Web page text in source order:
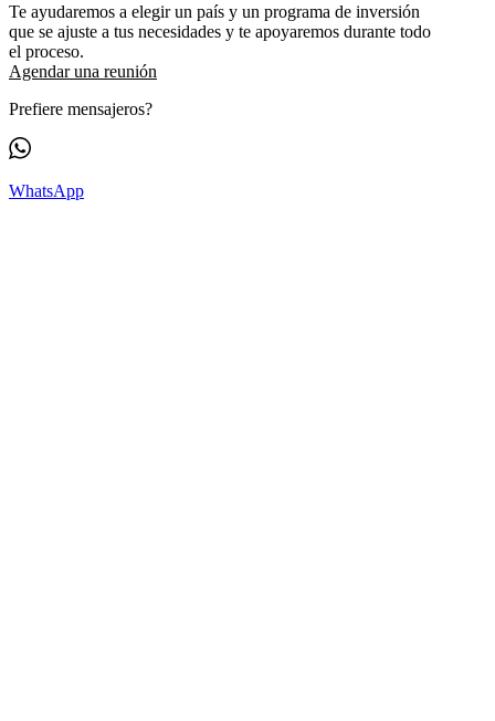
Te ayudaremos a elegir un país y un programa de inversión
que se ajuste a tus necesidades y te apoyaremos durante todo
el proceso.
Agendar una reunión
Prefiere mensajeros?
WhatsApp